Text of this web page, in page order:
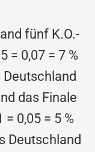
fünf K.O.-
= 0,07 = 7 %
das Finale
0,05 = 5 %
Deutschland